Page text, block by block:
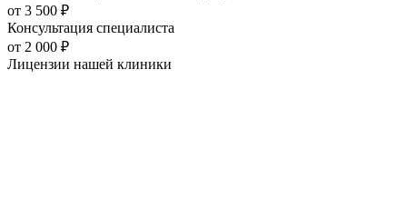
от 3 500 ₽
Консультация специалиста
от 2 000 ₽
Лицензии нашей клиники